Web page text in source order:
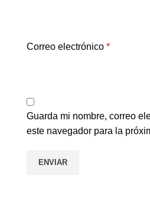
Correo electrónico *
Guarda mi nombre, correo
este navegador para la